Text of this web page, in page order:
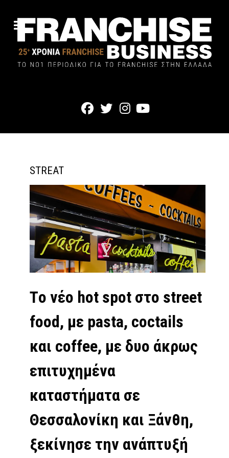
STREAT
Tο νέο hot spot στο street
food, με pasta, coctails
και coffee, με δυο άκρως
επιτυχημένα
καταστήματα σε
Θεσσαλονίκη και Ξάνθη,
ξεκίνησε την ανάπτυξή